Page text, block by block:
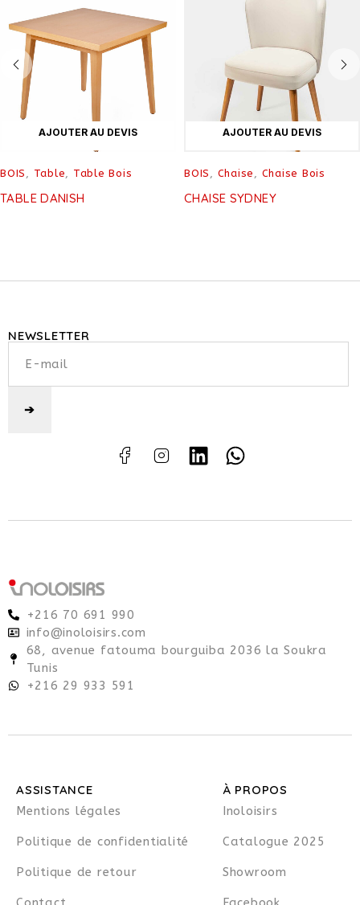
AJOUTER AU DEVIS
BOIS , Table, Table Bois
TABLE DANISH
AJOUTER AU DEVIS
BOIS , Chaise , Chaise Bois
CHAISE SYDNEY
+216 70 691 990
info@inoloisirs.com
68, avenue fatouma bourguiba 2036 la Soukra
Tunis
+216 29 933 591
À PROPOS
Inoloisirs
Catalogue 2025
Showroom
ASSISTANCE
Mentions légales
Politique de confidentialité
Politique de retour
NEWSLETTER